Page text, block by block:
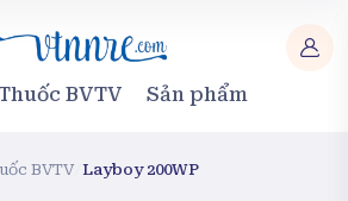
BVTV Sản phẩm
BVTV/ Layboy 200WP